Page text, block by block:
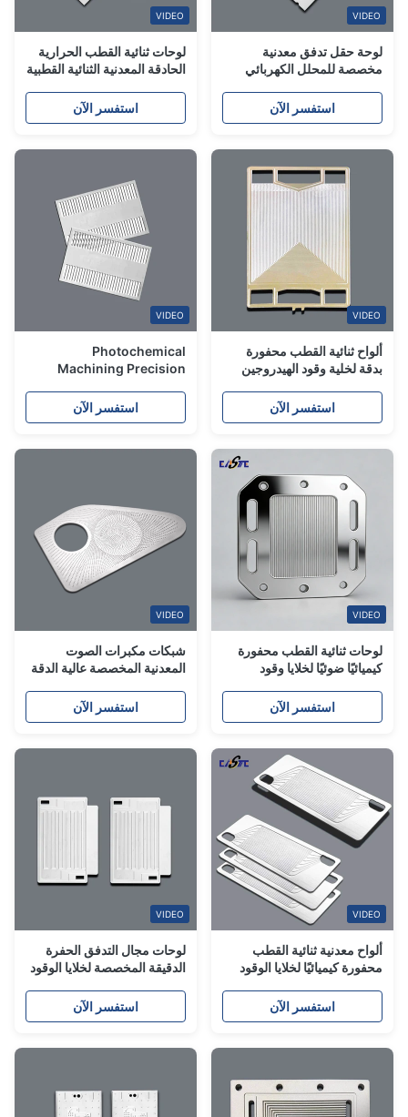
VIDEO
لوحة حقل تدفق معدنية
مخصصة للمحلل الكهربائي
استفسر الآن
VIDEO
لوحات ثنائية القطب الحرارية
الحادقة المعدنية الثنائية القطبية
استفسر الآن
VIDEO
ألواح ثنائية القطب محفورة
بدقة لخلية وقود الهيدروجين
استفسر الآن
VIDEO
Photochemical
Machining Precision
with Thickness down to
0.02mm
استفسر الآن
VIDEO
لوحات ثنائية القطب محفورة
كيميائيًا ضوئيًا لخلايا وقود
استفسر الآن
VIDEO
شبكات مكبرات الصوت
المعدنية المخصصة عالية الدقة
الكيميائي الضوئياستفسر الآن
VIDEO
ألواح معدنية ثنائية القطب
محفورة كيميائيًا لخلايا الوقود
الأكسدة والاختزال
استفسر الآن
VIDEO
لوحات مجال التدفق الحفرة
الدقيقة المخصصة لخلايا الوقود
استفسر الآن